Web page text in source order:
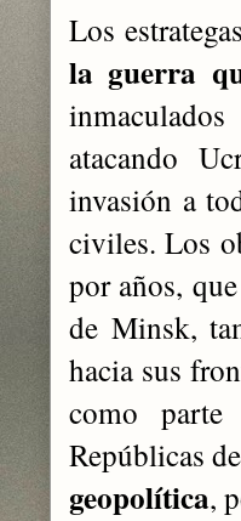
Los
la guerra
atacando
invasión a
civiles. Los
por años,
de Minsk,
hacia sus
como parte
Repúblicas
geopolítica,